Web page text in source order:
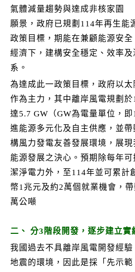
氣體減量趨勢與達成非核家園
願景，政府已規劃114年再生能
政策目標，期能在兼顧能源安
經濟下，建構安全穩定、效率
系。
為達成此一政策目標，政府以
作為主力，其中離岸風電規劃
達5.7 GW（GW為電量單位，
進能源多元化及自主供應，並
構風力發電友善發展環境，展
能源發展之決心。預期除每年
潔淨電力外，至114年並可累計
幣1兆元及約2萬個就業機會，
萬公噸
二、 分3階段開發，逐步建立實
我國過去不具離岸風電開發經
地震的環境，因此是採「先示